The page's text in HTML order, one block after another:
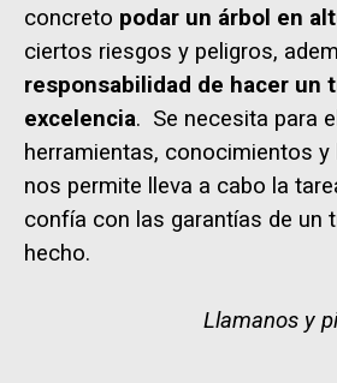
concreto podar un árbol en
ciertos riesgos y peligros,
responsabilidad de hacer un
excelencia. Se necesita para
herramientas, conocimientos y
nos permite lleva a cabo la
confía con las garantías de un
hecho.
Llamanos y